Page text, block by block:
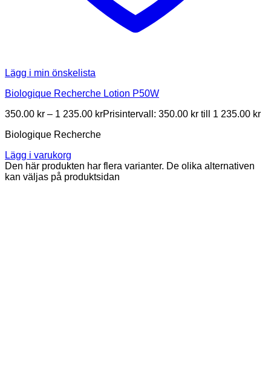
Lägg i min önskelista
Biologique Recherche Lotion P50W
350.00 kr – 1 235.00 krPrisintervall: 350.00 kr till 1 235.00 kr
Biologique Recherche
Lägg i varukorg
Den här produkten har flera varianter. De olika alternativen
kan väljas på produktsidan